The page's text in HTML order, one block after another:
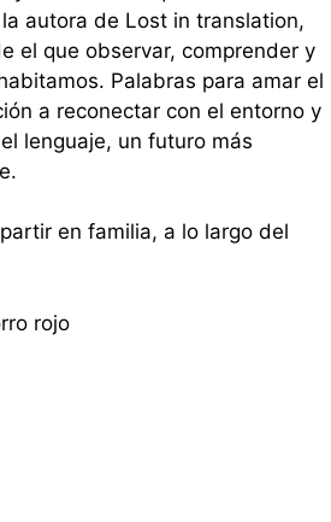
autora de Lost in translation,
el que observar, comprender y
Palabras para amar el
a reconectar con el entorno y
lenguaje, un futuro más
en familia, a lo largo del
rojo